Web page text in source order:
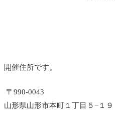
開催住所です。
〒990-0043
山形県山形市本町１丁目５−１９